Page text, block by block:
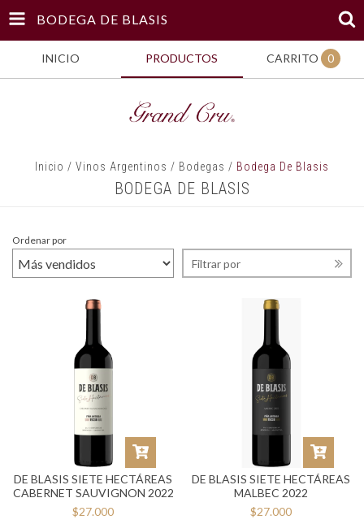
BODEGA DE BLASIS
INICIO PRODUCTOS CARRITO 0
Inicio / Vinos Argentinos / Bodegas / Bodega De Blasis
BODEGA DE BLASIS
Ordenar por
Filtrar por
DE BLASIS SIETE HECTÁREAS
CABERNET SAUVIGNON 2022
$27.000
DE BLASIS SIETE HECTÁREAS
MALBEC 2022
$27.000